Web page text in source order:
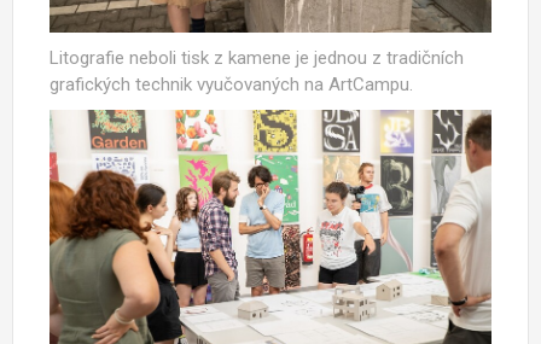
Litografie neboli tisk z kamene je jednou z tradičních
grafických technik vyučovaných na ArtCampu.